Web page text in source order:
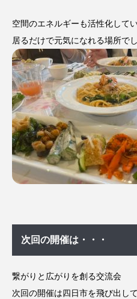
空間のエネルギーも活性化して
居るだけで元気になれる場所でし
次回の開催は・・・
繋がりと広がりを創る交流会
次回の開催は四日市を飛び出して